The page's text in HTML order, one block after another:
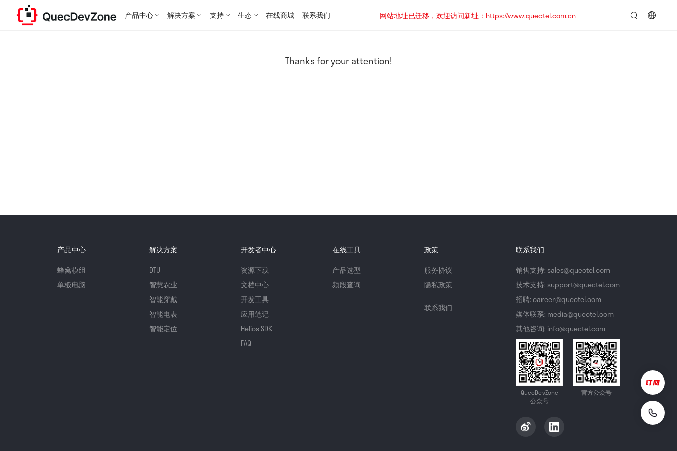
产品中心 解决方案 支持 生态 在线商城 联系我们
网站地址已迁移，欢迎访问新址：https://www.quectel.com.cn
Thanks for your attention!
产品中心
蜂窝模组
单板电脑
解决方案
DTU
智慧农业
智能穿戴
智能电表
智能定位
开发者中心
资源下载
文档中心
开发工具
应用笔记
Helios SDK
FAQ
在线工具
产品选型
频段查询
政策
服务协议
隐私政策
联系我们
联系我们
销售支持: sales@quectel.com
技术支持: support@quectel.com
招聘: career@quectel.com
媒体联系: media@quectel.com
其他咨询: info@quectel.com
QuecDevZone
公众号
官方公众号